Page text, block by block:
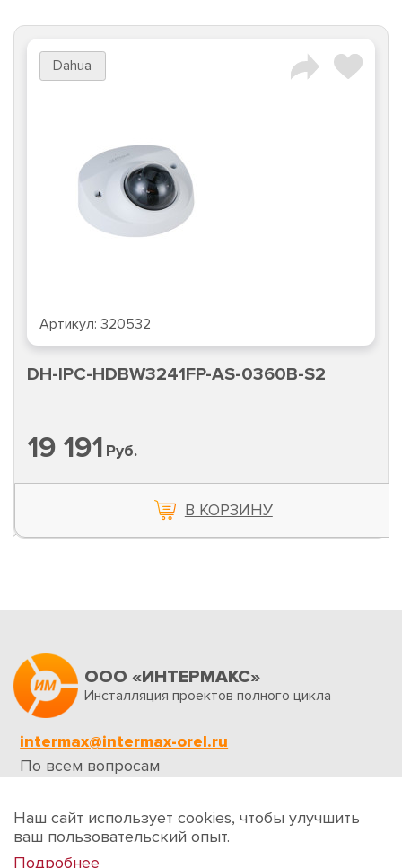
Dahua
Артикул: 320532
DH-IPC-HDBW3241FP-AS-0360B-S2
19 191 Руб.
В КОРЗИНУ
ООО «ИНТЕРМАКС»
Инсталляция проектов полного цикла
intermax@intermax-orel.ru
По всем вопросам
Обратная связь
Наш сайт использует cookies, чтобы улучшить
ваш пользовательский опыт.
Подробнее